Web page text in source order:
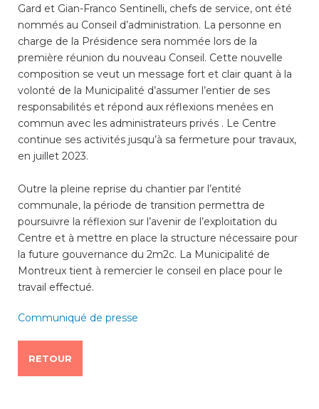
Gard et Gian-Franco Sentinelli, chefs de service, ont été
nommés au Conseil d’administration. La personne en
charge de la Présidence sera nommée lors de la
première réunion du nouveau Conseil. Cette nouvelle
composition se veut un message fort et clair quant à la
volonté de la Municipalité d’assumer l’entier de ses
responsabilités et répond aux réflexions menées en
commun avec les administrateurs privés . Le Centre
continue ses activités jusqu’à sa fermeture pour travaux,
en juillet 2023.
Outre la pleine reprise du chantier par l’entité
communale, la période de transition permettra de
poursuivre la réflexion sur l’avenir de l’exploitation du
Centre et à mettre en place la structure nécessaire pour
la future gouvernance du 2m2c. La Municipalité de
Montreux tient à remercier le conseil en place pour le
travail effectué.
Communiqué de presse
RETOUR